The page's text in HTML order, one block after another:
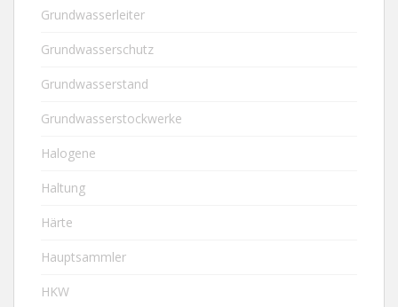
Grundwasserleiter
Grundwasserschutz
Grundwasserstand
Grundwasserstockwerke
Halogene
Haltung
Härte
Hauptsammler
HKW